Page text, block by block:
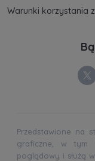
Warunki korzystania
Przedstawione na
graficzne, w tym
poglądowy i służą